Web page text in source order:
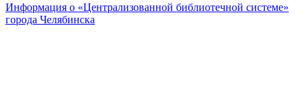
Информация о «Централизованной библиотечной системе»
города Челябинска